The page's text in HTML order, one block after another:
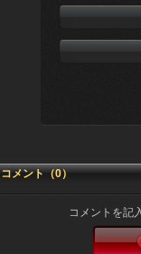
コメント（0）
コメントを記